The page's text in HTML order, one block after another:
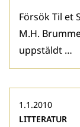
Försök Til et
M.H.
uppstäldt …
1.1.2010
LITTERATUR